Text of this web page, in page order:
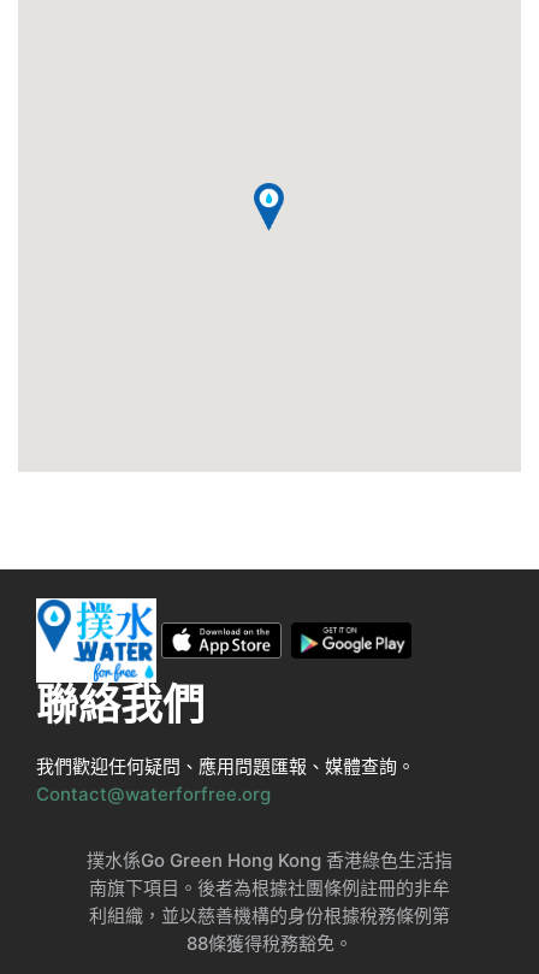
聯絡我們
我們歡迎任何疑問、應用問題匯報、媒體查詢。
Contact@waterforfree.org
撲水係Go Green Hong Kong 香港綠色生活指
南旗下項目。後者為根據社團條例註冊的非牟
利組織，並以慈善機構的身份根據稅務條例第
88條獲得稅務豁免。